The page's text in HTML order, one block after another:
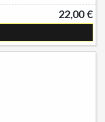
22,00 €